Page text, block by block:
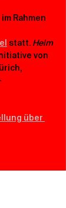
Rahmen
statt. Heim
von
über